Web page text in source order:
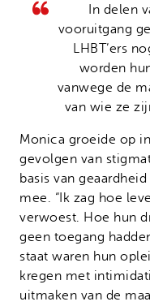
In delen
vooruitgang
LHBT’ers
worden
vanwege de
van wie ze
Monica groeide op
gevolgen van
basis van
mee. “Ik zag hoe
verwoest. Hoe hun
geen toegang
staat waren hun
kregen met
uitmaken van de